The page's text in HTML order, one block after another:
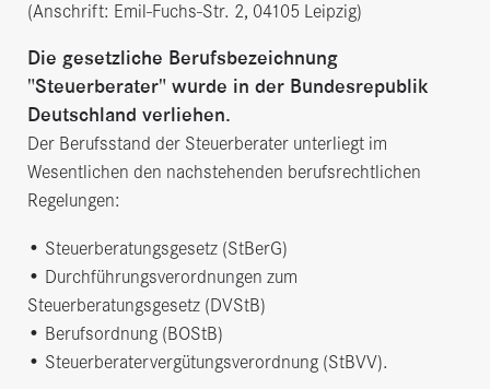
(Anschrift: Emil-Fuchs-Str. 2, 04105 Leipzig)
Die gesetzliche Berufsbezeichnung
"Steuerberater" wurde in der Bundesrepublik
Deutschland verliehen.
Der Berufsstand der Steuerberater unterliegt im
Wesentlichen den nachstehenden berufsrechtlichen
Regelungen:
• Steuerberatungsgesetz (StBerG)
• Durchführungsverordnungen zum
Steuerberatungsgesetz (DVStB)
• Berufsordnung (BOStB)
• Steuerberatervergütungsverordnung (StBVV).